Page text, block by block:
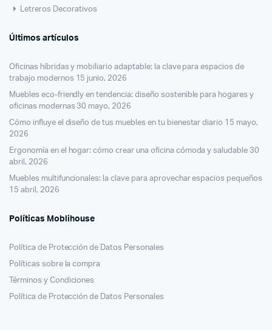
Letreros Decorativos
Últimos artículos
Oficinas híbridas y mobiliario adaptable: la clave para espacios de
trabajo modernos 15 junio, 2026
Muebles eco-friendly en tendencia: diseño sostenible para hogares y
oficinas modernas 30 mayo, 2026
Cómo influye el diseño de tus muebles en tu bienestar diario 15 mayo,
2026
Ergonomía en el hogar: cómo crear una oficina cómoda y saludable 30
abril, 2026
Muebles multifuncionales: la clave para aprovechar espacios pequeños
15 abril, 2026
Políticas Moblihouse
Política de Protección de Datos Personales
Políticas sobre la compra
Términos y Condiciones
Política de Protección de Datos Personales